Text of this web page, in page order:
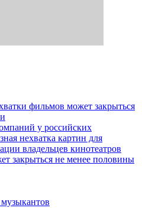
фильмов может закрыться
у российских
нехватка картин для
владельцев кинотеатров
закрыться не менее половины